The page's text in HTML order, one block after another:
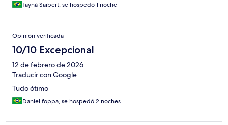
Tayná Saibert, se hospedó 1 noche
Opinión verificada
10/10 Excepcional
12 de febrero de 2026
Traducir con Google
Tudo ótimo
Daniel foppa, se hospedó 2 noches